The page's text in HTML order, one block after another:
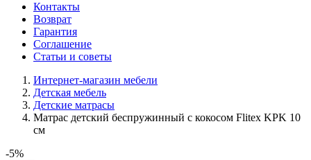
Контакты
Возврат
Гарантия
Соглашение
Статьи и советы
Интернет-магазин мебели
Детская мебель
Детские матрасы
Матрас детский беспружинный с кокосом Flitex KPK 10
см
-5%